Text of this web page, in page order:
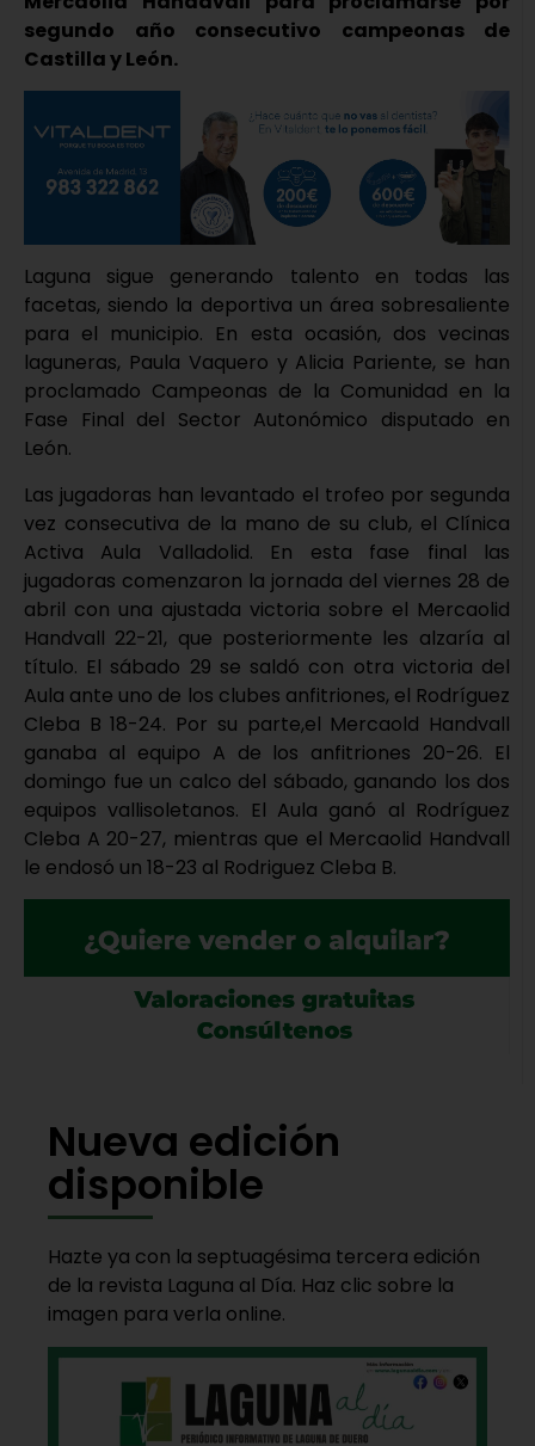
segundo año consecutivo campeonas de
Castilla y León.
Laguna sigue generando talento en todas las
facetas, siendo la deportiva un área sobresaliente
para el municipio. En esta ocasión, dos vecinas
laguneras, Paula Vaquero y Alicia Pariente, se han
proclamado Campeonas de la Comunidad en la
Fase Final del Sector Autonómico disputado en
León.
Las jugadoras han levantado el trofeo por segunda
vez consecutiva de la mano de su club, el Clínica
Activa Aula Valladolid. En esta fase final las
jugadoras comenzaron la jornada del viernes 28 de
abril con una ajustada victoria sobre el Mercaolid
Handvall 22-21, que posteriormente les alzaría al
título. El sábado 29 se saldó con otra victoria del
Aula ante uno de los clubes anfitriones, el Rodríguez
Cleba B 18-24. Por su parte,el Mercaold Handvall
ganaba al equipo A de los anfitriones 20-26. El
domingo fue un calco del sábado, ganando los dos
equipos vallisoletanos. El Aula ganó al Rodríguez
Cleba A 20-27, mientras que el Mercaolid Handvall
le endosó un 18-23 al Rodriguez Cleba B.
Nueva edición
disponible
Hazte ya con la septuagésima tercera edición
de la revista Laguna al Día. Haz clic sobre la
imagen para verla online.